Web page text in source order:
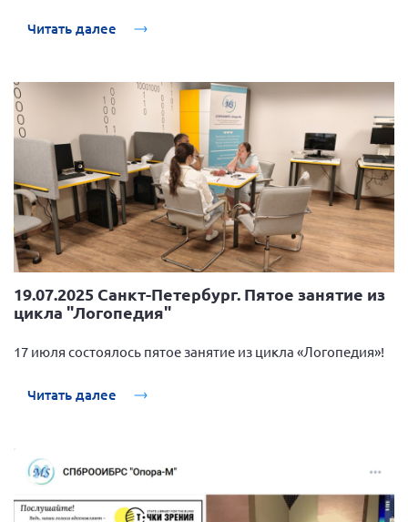
библиотекой «Точки зрения», при поддержке АО
Читать далее
19.07.2025 Санкт-Петербург. Пятое занятие из
цикла "Логопедия"
17 июля состоялось пятое занятие из цикла «Логопедия»!
Читать далее